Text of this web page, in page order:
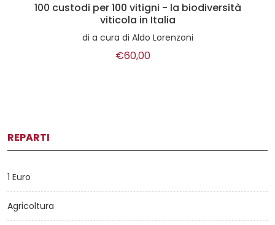
100 custodi per 100 vitigni - la biodiversità
viticola in Italia
di a cura di Aldo Lorenzoni
€60,00
REPARTI
1 Euro
Agricoltura